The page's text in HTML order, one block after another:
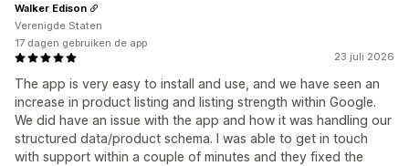
23 juli 2026
The app is very easy to install and use, and we have seen an
increase in product listing and listing strength within Google.
We did have an issue with the app and how it was handling our
structured data/product schema. I was able to get in touch
with support within a couple of minutes and they fixed the
Walker Edison
Verenigde Staten
17 dagen gebruiken de app